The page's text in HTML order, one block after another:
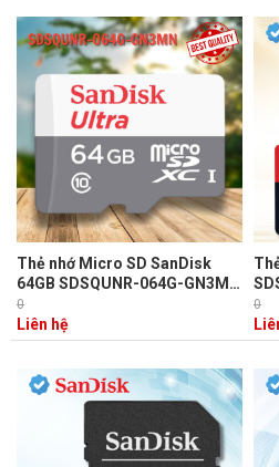
Thẻ nhớ Micro SD SanDisk
64GB SDSQUNR-064G-GN3MN
Tốc độ đọc 95MB/s, Tốc độ
ghi 38MB/s
0
Liên hệ
0